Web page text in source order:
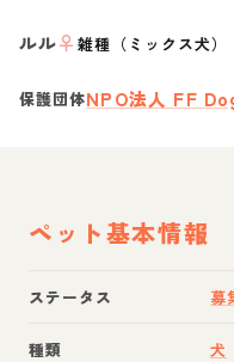
ルル♀ 雑種（ミックス犬）
保護団体NPO法人 FF
ペット基本情報
ステータス 募
種類 犬